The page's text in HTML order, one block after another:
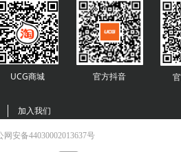
加入我们
UCG商城 官方抖音
网安备44030002013637号